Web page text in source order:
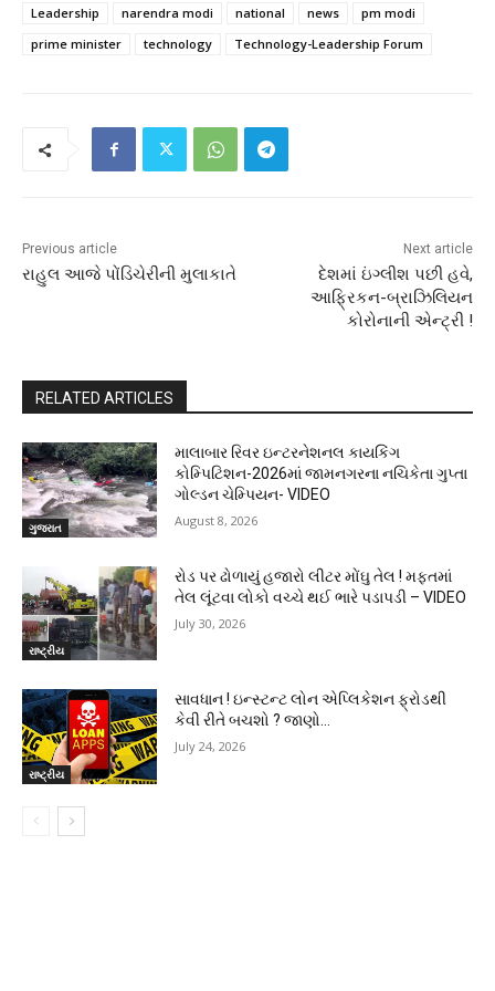
Leadership narendra modi national news
pm modi
prime minister
technology Technology-Leadership Forum
Previous article
રાહુલ આજે પોંડિચેરીની મુલાકાતે
Next article
દેશમાં ઇંગ્લીશ પછી હવે,
આફ્રિકન-બ્રાઝિલિયન
કોરોનાની એન્ટ્રી !
RELATED ARTICLES
ગુજરાત
માલાબાર રિવર ઇન્ટરનેશનલ કાયકિંગ
કોમ્પિટિશન-2026માં જામનગરના નચિકેતા ગુપ્તા
ગોલ્ડન ચેમ્પિયન- VIDEO
August 8, 2026
રાષ્ટ્રીય
રોડ પર ઢોળાયું હજારો લીટર મોંઘુ તેલ ! મફતમાં
તેલ લૂંટવા લોકો વચ્ચે થઈ ભારે પડાપડી – VIDEO
July 30, 2026
રાષ્ટ્રીય
સાવધાન ! ઇન્સ્ટન્ટ લોન એપ્લિકેશન ફ્રોડથી
કેવી રીતે બચશો ? જાણો…
July 24, 2026